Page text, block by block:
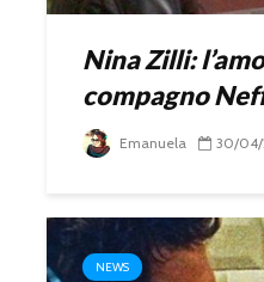
Nina Zilli:
compagno
Emanuela 30/04/
NEWS